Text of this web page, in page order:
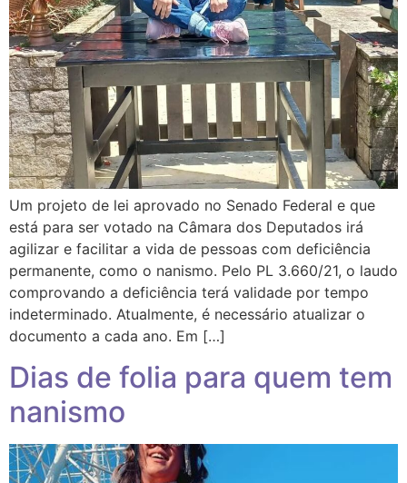
Um projeto de lei aprovado no Senado Federal e que
está para ser votado na Câmara dos Deputados irá
agilizar e facilitar a vida de pessoas com deficiência
permanente, como o nanismo. Pelo PL 3.660/21, o laudo
comprovando a deficiência terá validade por tempo
indeterminado. Atualmente, é necessário atualizar o
documento a cada ano. Em […]
Dias de folia para quem tem
nanismo